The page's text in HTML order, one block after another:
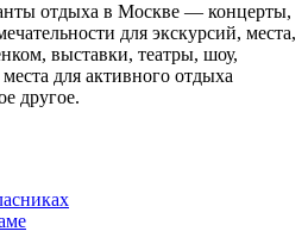
отдыха в Москве — концерты,
для экскурсий, места,
выставки, театры, шоу,
для активного отдыха
другое.